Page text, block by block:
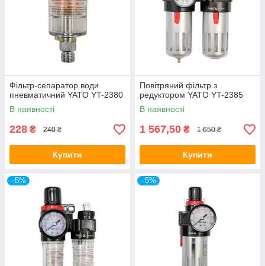
Фільтр-сепаратор води
пневматичний YATO YT-2380
В наявності
228 ₴ 240 ₴
Купити
Повітряний фільтр з
редуктором YATO YT-2385
В наявності
1 567,50 ₴ 1 650 ₴
Купити
–5% –5%